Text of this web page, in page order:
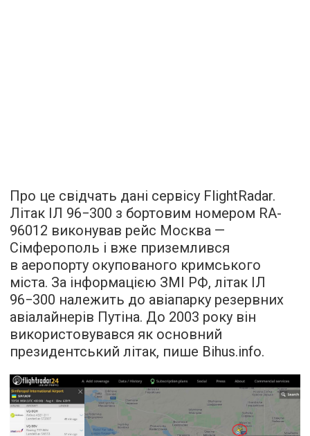
Про це свідчать дані сервісу FlightRadar.
Літак ІЛ 96−300 з бортовим номером RA-
96012 виконував рейс Москва —
Сімферополь і вже приземлився
в аеропорту окупованого кримського
міста. За інформацією ЗМІ РФ, літак ІЛ
96−300 належить до авіапарку резервних
авіалайнерів Путіна. До 2003 року він
використовувався як основний
президентський літак, пише Bihus.info.